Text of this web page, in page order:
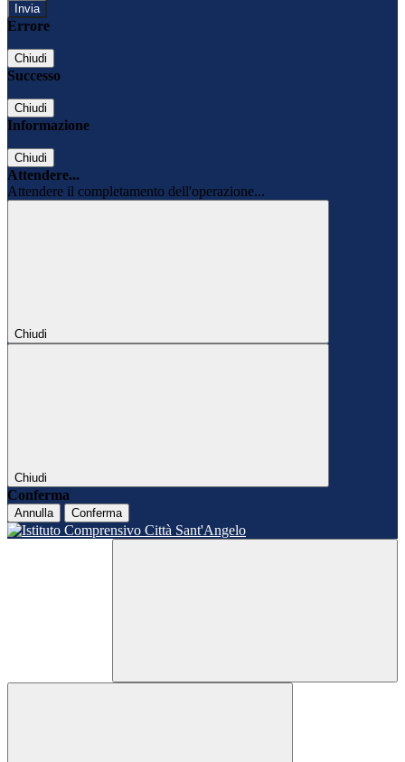
Errore
Chiudi
Successo
Chiudi
Informazione
Chiudi
Attendere...
Attendere il completamento dell'operazione...
Chiudi
Chiudi
Conferma
Annulla Conferma